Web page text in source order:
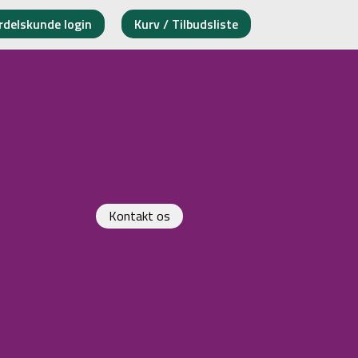
login Kurv / Tilbudsliste
Kontakt os